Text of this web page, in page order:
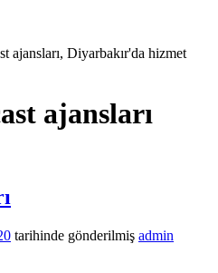
ajansları, Diyarbakır'da hizmet
ajansları
tarihinde gönderilmiş admin